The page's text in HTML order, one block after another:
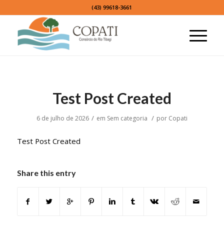
(43) 99618-3661
Test Post Created
6 de julho de 2026 / em Sem categoria / por Copati
Test Post Created
Share this entry